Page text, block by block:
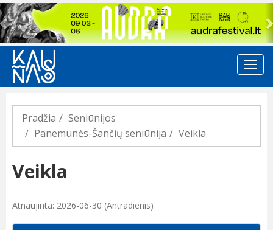
Previous
Pradžia
Seniūnijos
Panemunės-Šančių seniūnija
Veikla
Veikla
Atnaujinta: 2026-06-30 (Antradienis)